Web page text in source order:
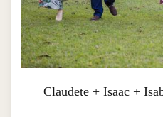
Claudete + Isaac +